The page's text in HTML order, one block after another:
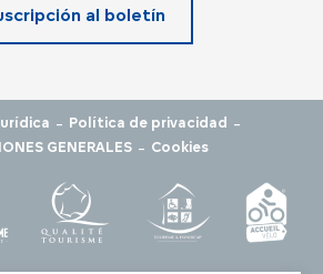
al boletín
- Política de privacidad -
GENERALES - Cookies